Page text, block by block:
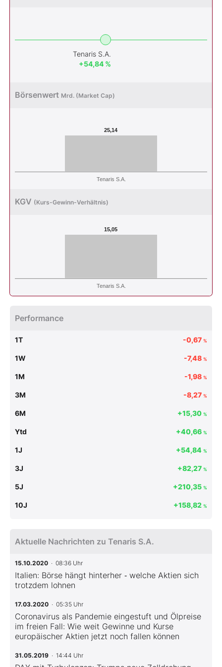
Tenaris S.A.
+54,84 %
Börsenwert Mrd. (Market Cap)
25,14
Tenaris S.A.
KGV (Kurs-Gewinn-Verhältnis)
15,05
Tenaris S.A.
Performance
1T -0,67 %
1W -7,48 %
1M -1,98 %
3M -8,27 %
6M +15,30 %
Ytd +40,66 %
1J +54,84 %
3J +82,27 %
5J +210,35 %
10J +158,82 %
Aktuelle Nachrichten zu Tenaris S.A.
15.10.2020 · 08:36 Uhr
Italien: Börse hängt hinterher ‑ welche Aktien sich
trotzdem lohnen
17.03.2020 · 05:35 Uhr
Coronavirus als Pandemie eingestuft und Ölpreise
im freien Fall: Wie weit Gewinne und Kurse
europäischer Aktien jetzt noch fallen können
31.05.2019 · 14:44 Uhr